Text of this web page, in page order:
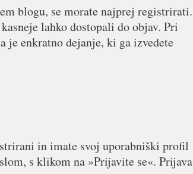
blogu, se morate najprej registrirati.
lahko dostopali do objav. Pri
enkratno dejanje, ki ga izvedete
in imate svoj uporabniški profil
s klikom na »Prijavite se«. Prijava